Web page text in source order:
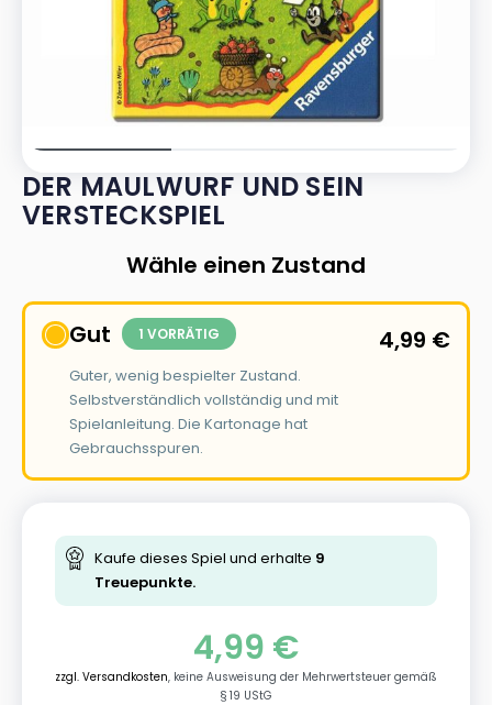
DER MAULWURF UND SEIN
VERSTECKSPIEL
Wähle einen Zustand
Gut 1 VORRÄTIG
Guter, wenig bespielter Zustand.
Selbstverständlich vollständig und mit
Spielanleitung. Die Kartonage hat
Gebrauchsspuren.
4,99 €
Kaufe dieses Spiel und erhalte 9
Treuepunkte.
4,99 €
zzgl. Versandkosten, keine Ausweisung der Mehrwertsteuer gemäß
§ 19 UStG